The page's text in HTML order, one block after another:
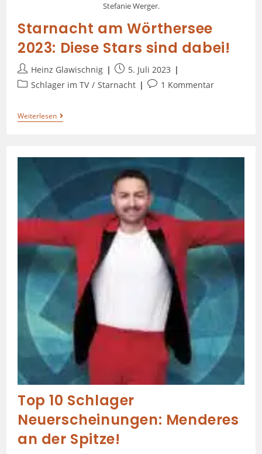
Stefanie Werger.
Starnacht am Wörthersee
2023: Diese Stars sind dabei!
Heinz Glawischnig
5. Juli 2023
Schlager im TV / Starnacht 1 Kommentar
Weiterlesen
Top 10 Schlager
Neuerscheinungen: Menderes
an der Spitze!